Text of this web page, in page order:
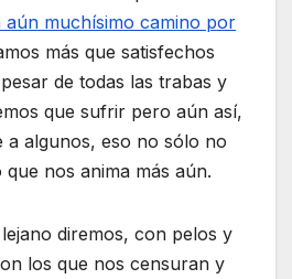
aún muchísimo camino por
más que satisfechos
de todas las trabas y
que sufrir pero aún así,
a algunos, eso no sólo no
que nos anima más aún.
diremos, con pelos y
los que nos censuran y